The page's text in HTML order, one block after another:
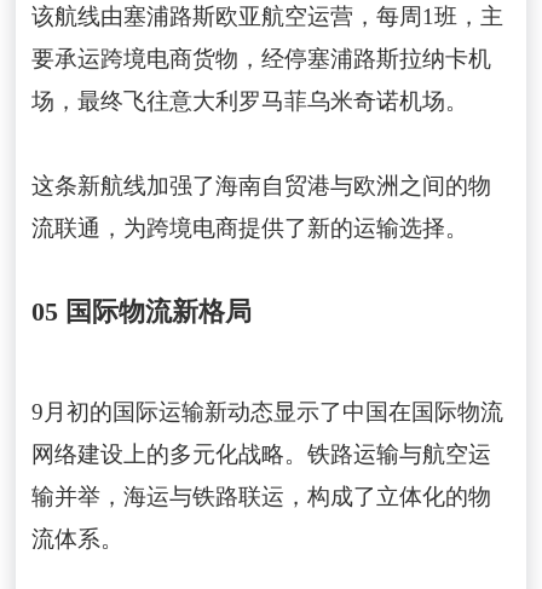
该航线由塞浦路斯欧亚航空运营，每周1班，主
要承运跨境电商货物，经停塞浦路斯拉纳卡机
场，最终飞往意大利罗马菲乌米奇诺机场。
这条新航线加强了海南自贸港与欧洲之间的物
流联通，为跨境电商提供了新的运输选择。
05 国际物流新格局
9月初的国际运输新动态显示了中国在国际物流
网络建设上的多元化战略。铁路运输与航空运
输并举，海运与铁路联运，构成了立体化的物
流体系。